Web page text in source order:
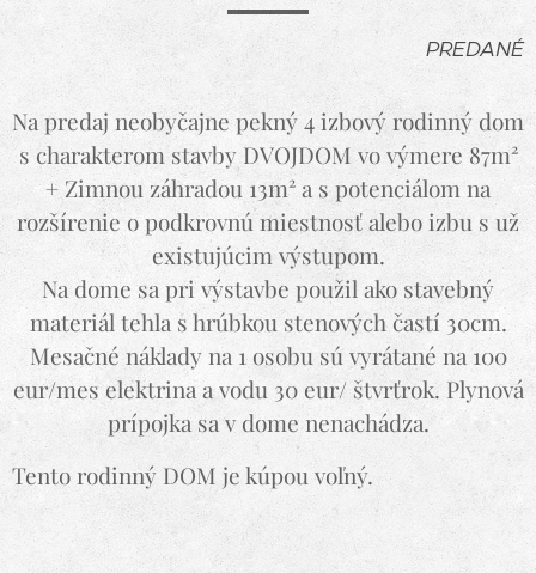
PREDANÉ
Na predaj neobyčajne pekný 4 izbový rodinný dom
s charakterom stavby DVOJDOM vo výmere 87m²
+ Zimnou záhradou 13m² a s potenciálom na
rozšírenie o podkrovnú miestnosť alebo izbu s už
existujúcim výstupom.
Na dome sa pri výstavbe použil ako stavebný
materiál tehla s hrúbkou stenových častí 30cm.
Mesačné náklady na 1 osobu sú vyrátané na 100
eur/mes elektrina a vodu 30 eur/ štvrťrok. Plynová
prípojka sa v dome nenachádza.
Tento rodinný DOM je kúpou voľný.